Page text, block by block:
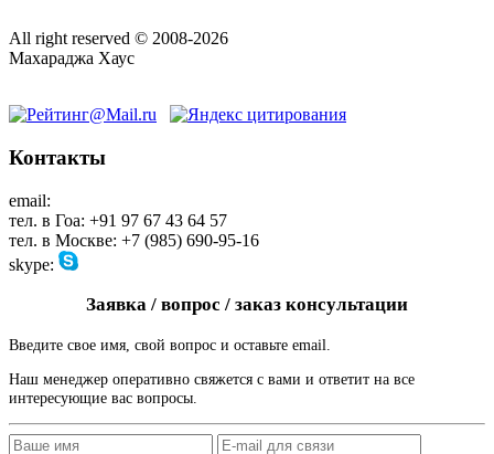
All right reserved © 2008-2026
Махараджа Хаус
Контакты
email:
тел. в Гоа: +91 97 67 43 64 57
тел. в Москве: +7 (985) 690-95-16
skype:
Заявка / вопрос / заказ консультации
Введите свое имя, свой вопрос и оставьте email.
Наш менеджер оперативно свяжется с вами и ответит на все
интересующие вас вопросы.